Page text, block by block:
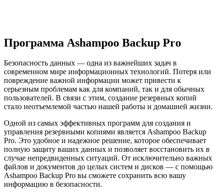
Программа Ashampoo Backup Pro
Безопасность данных — одна из важнейших задач в
современном мире информационных технологий. Потеря или
повреждение важной информации может привести к
серьезным проблемам как для компаний, так и для обычных
пользователей. В связи с этим, создание резервных копий
стало неотъемлемой частью нашей работы и домашней жизни.
Одной из самых эффективных программ для создания и
управления резервными копиями является Ashampoo Backup
Pro. Это удобное и надежное решение, которое обеспечивает
полную защиту ваших данных и позволяет восстановить их в
случае непредвиденных ситуаций. От исключительно важных
файлов и документов до целых систем и дисков — с помощью
Ashampoo Backup Pro вы сможете сохранить всю вашу
информацию в безопасности.